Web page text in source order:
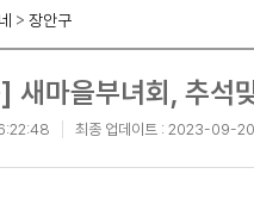
> 장안구
새마을부녀회, 추석
최종 업데이트 : 2023-09-